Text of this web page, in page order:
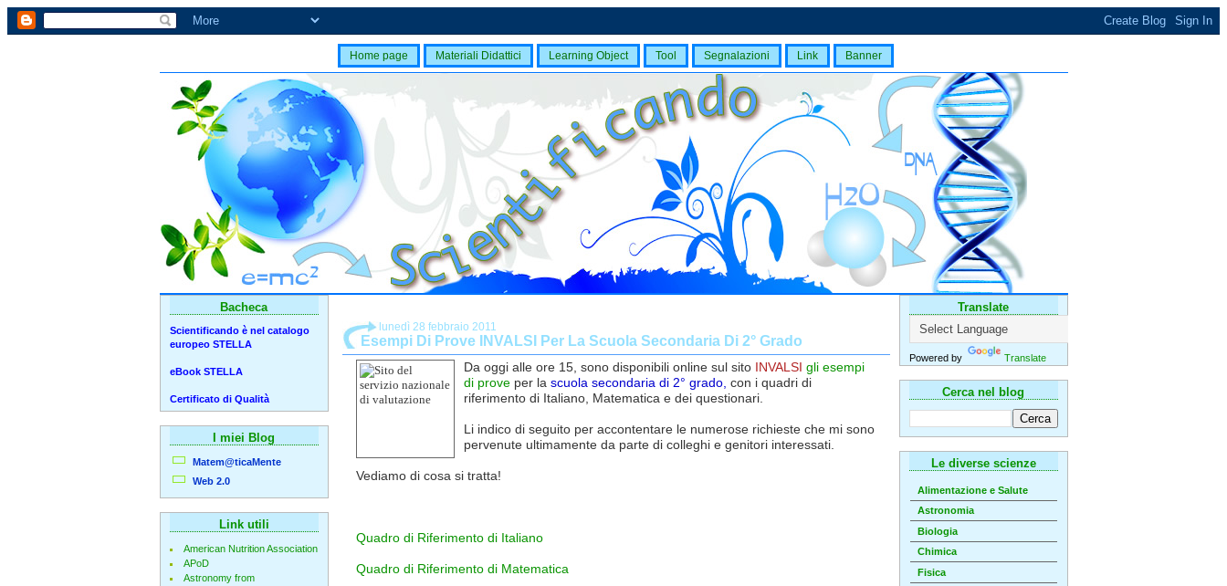
Home page Materiali Didattici Learning Object Tool Segnalazioni Link Banner
Translate
Powered by Translate
Cerca nel blog
Le diverse scienze
Alimentazione e Salute
Astronomia
Biologia
Chimica
Fisica
lunedì 28 febbraio 2011
Esempi Di Prove INVALSI Per La Scuola Secondaria Di 2° Grado
Da oggi alle ore 15, sono disponibili online sul sito INVALSI gli esempi
di proveper la scuola secondaria di 2° grado, con i quadri di
riferimento di Italiano, Matematica e dei questionari.
Li indico di seguito per accontentare le numerose richieste che mi sono
pervenute ultimamente da parte di colleghi e genitori interessati.
Vediamo di cosa si tratta!
Quadro di Riferimento di Italiano
Quadro di Riferimento di Matematica
Bacheca
Scientificando è nel catalogo
europeo STELLA
eBook STELLA
Certificato di Qualità
I miei Blog
Matem@ticaMente
Web 2.0
Link utili
American Nutrition Association
APoD
Astronomy from